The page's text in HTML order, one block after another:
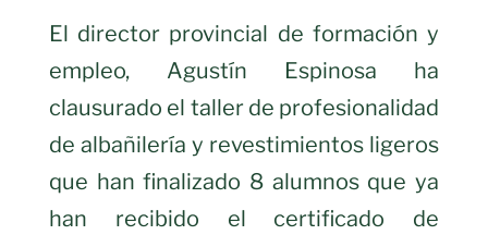
El director provincial de formación y
empleo, Agustín Espinosa ha
clausurado el taller de profesionalidad
de albañilería y revestimientos ligeros
que han finalizado 8 alumnos que ya
han recibido el certificado de